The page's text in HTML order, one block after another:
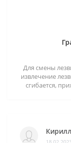
Для смены
извлечение
сгибается,
Кирилл